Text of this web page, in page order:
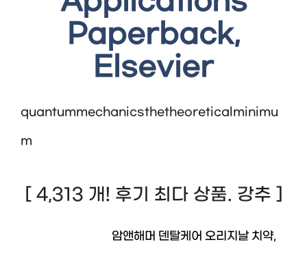
Paperback,
Elsevier
quantummechanicsthetheoreticalminimu
m
[ 4,313 개! 후기 최다 상품. 강추 ]
암앤해머 덴탈케어 오리지날 치약,